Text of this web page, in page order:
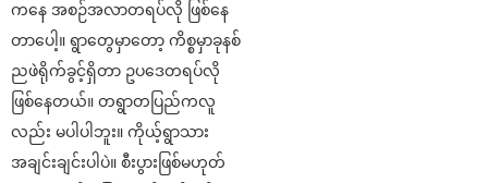
ကနေ အစဉ်အလာတရပ်လို ဖြစ်နေ
တာပေါ့။ ရွာတွေမှာတော့ ကိစ္စမှာခုနစ်
ညဖဲရိုက်ခွင့်ရှိတာ ဥပဒေတရပ်လို
ဖြစ်နေတယ်။ တရွာတပြည်ကလူ
လည်း မပါပါဘူး။ ကိုယ့်ရွာသား
အချင်းချင်းပါပဲ။ စီးပွားဖြစ်မဟုတ်